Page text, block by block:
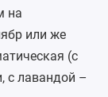
на
или же
(с
с лавандой –